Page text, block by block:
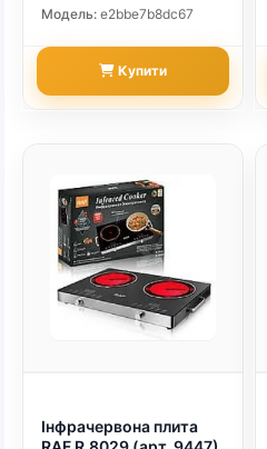
Модель: e2bbe7b8dc67
Купити
Інфрачервона плита